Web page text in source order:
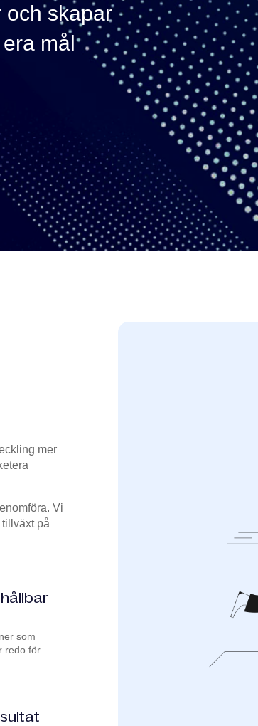
och skapar
mål
mer
Vi
på
som
redo för